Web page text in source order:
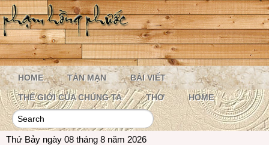
HOME TẢN MẠN BÀI VIẾT
THẾ GIỚI CỦA CHÚNG TA THƠ HOME
Thứ Bảy ngày 08 tháng 8 năm 2026